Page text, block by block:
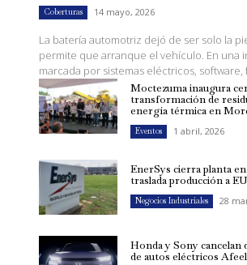
Coberturas 14 mayo, 2026
La batería automotriz dejó de ser solo la
permite que arranque el vehículo. En una
marcada por sistemas eléctricos, software,
Moctezuma inaugura
transformación de
energía térmica en
Eventos 1 abril, 2026
EnerSys cierra planta
traslada producción a EU
Negocios Industriales 28
Honda y Sony cancelan
de autos eléctricos